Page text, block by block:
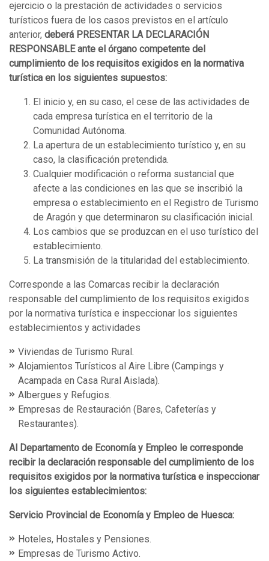
ejercicio o la prestación de actividades o servicios
turísticos fuera de los casos previstos en el artículo
anterior, deberá PRESENTAR LA DECLARACIÓN
RESPONSABLE ante el órgano competente del
cumplimiento de los requisitos exigidos en la normativa
turística en los siguientes supuestos:
El inicio y, en su caso, el cese de las actividades de
cada empresa turística en el territorio de la
Comunidad Autónoma.
La apertura de un establecimiento turístico y, en su
caso, la clasificación pretendida.
Cualquier modificación o reforma sustancial que
afecte a las condiciones en las que se inscribió la
empresa o establecimiento en el Registro de Turismo
de Aragón y que determinaron su clasificación inicial.
Los cambios que se produzcan en el uso turístico del
establecimiento.
La transmisión de la titularidad del establecimiento.
Corresponde a las Comarcas recibir la declaración
responsable del cumplimiento de los requisitos exigidos
por la normativa turística e inspeccionar los siguientes
establecimientos y actividades
Viviendas de Turismo Rural.
Alojamientos Turísticos al Aire Libre (Campings y
Acampada en Casa Rural Aislada).
Albergues y Refugios.
Empresas de Restauración (Bares, Cafeterías y
Restaurantes).
Al Departamento de Economía y Empleo le corresponde
recibir la declaración responsable del cumplimiento de los
requisitos exigidos por la normativa turística e inspeccionar
los siguientes establecimientos:
Servicio Provincial de Economía y Empleo de Huesca:
Hoteles, Hostales y Pensiones.
Empresas de Turismo Activo.